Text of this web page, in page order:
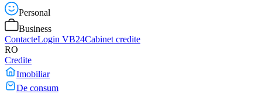
Personal
Business
ContacteLogin VB24Cabinet credite
RO
Credite
Imobiliar
De consum